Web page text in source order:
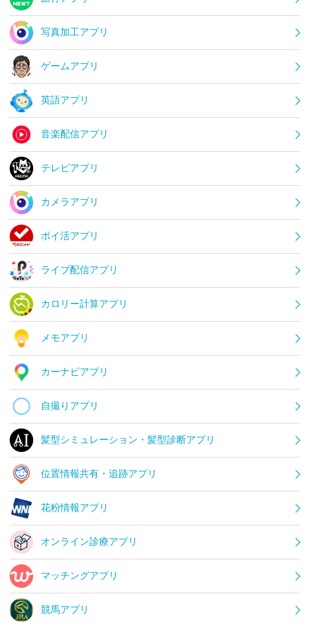
写真加工アプリ
ゲームアプリ
英語アプリ
音楽配信アプリ
テレビアプリ
カメラアプリ
ポイ活アプリ
ライブ配信アプリ
カロリー計算アプリ
メモアプリ
カーナビアプリ
自撮りアプリ
髪型シミュレーション・髪型診断アプリ
位置情報共有・追跡アプリ
花粉情報アプリ
オンライン診療アプリ
マッチングアプリ
競馬アプリ